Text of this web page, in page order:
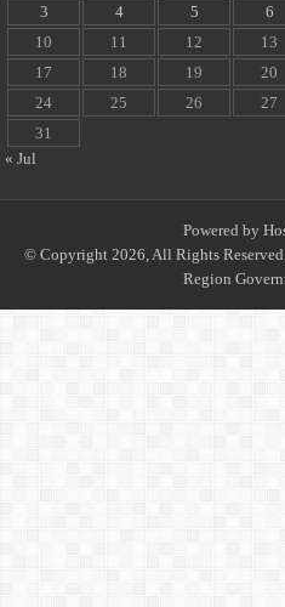
3
4 5 6
10
11 12 13
17
18 19 20
24
25 26 27
31
« Jul
Powered by
© Copyright 2026, All Rights
Region